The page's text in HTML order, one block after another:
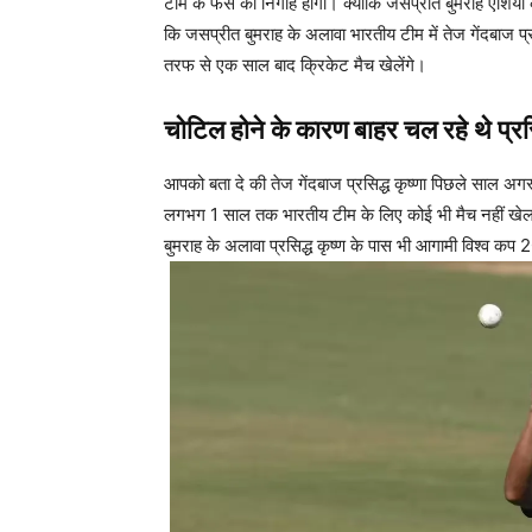
कि जसप्रीत बुमराह के अलावा भारतीय टीम में तेज गेंदबाज
तरफ से एक साल बाद क्रिकेट मैच खेलेंगे।
चोटिल होने के कारण बाहर चल रहे थे
आपको बता दे की तेज गेंदबाज प्रसिद्ध कृष्णा पिछले साल
लगभग 1 साल तक भारतीय टीम के लिए कोई भी मैच नहीं
बुमराह के अलावा प्रसिद्ध कृष्ण के पास भी आगामी विश्व कप